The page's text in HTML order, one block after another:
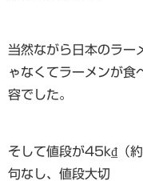
当然ながら日本のラー
ゃなくてラーメンが食
容でした。
そして値段が45k₫（
句なし、値段大切